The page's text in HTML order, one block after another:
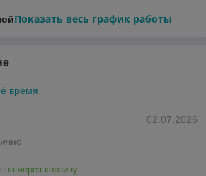
Показать весь график работы
время
02.07.2026
через корзину